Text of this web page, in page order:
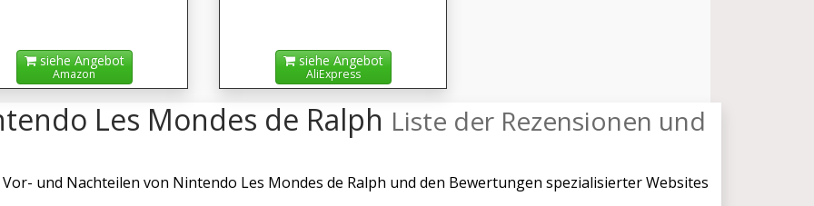
siehe Angebot
Amazon
siehe Angebot
AliExpress
Les Mondes de Ralph Liste der Rezensionen und
und Nachteilen von Nintendo Les Mondes de Ralph und den Bewertungen spezialisierter Websites